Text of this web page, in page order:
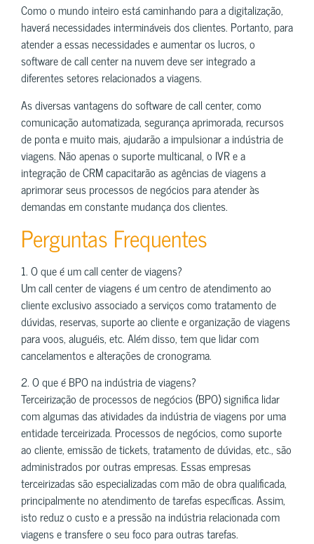
Como o mundo inteiro está caminhando para a digitalização,
haverá necessidades intermináveis dos clientes. Portanto, para
atender a essas necessidades e aumentar os lucros, o
software de call center na nuvem deve ser integrado a
diferentes setores relacionados a viagens.
As diversas vantagens do software de call center, como
comunicação automatizada, segurança aprimorada, recursos
de ponta e muito mais, ajudarão a impulsionar a indústria de
viagens. Não apenas o suporte multicanal, o IVR e a
integração de CRM capacitarão as agências de viagens a
aprimorar seus processos de negócios para atender às
demandas em constante mudança dos clientes.
Perguntas Frequentes
1. O que é um call center de viagens?
Um call center de viagens é um centro de atendimento ao
cliente exclusivo associado a serviços como tratamento de
dúvidas, reservas, suporte ao cliente e organização de viagens
para voos, aluguéis, etc. Além disso, tem que lidar com
cancelamentos e alterações de cronograma.
2. O que é BPO na indústria de viagens?
Terceirização de processos de negócios (BPO) significa lidar
com algumas das atividades da indústria de viagens por uma
entidade terceirizada. Processos de negócios, como suporte
ao cliente, emissão de tickets, tratamento de dúvidas, etc., são
administrados por outras empresas. Essas empresas
terceirizadas são especializadas com mão de obra qualificada,
principalmente no atendimento de tarefas específicas. Assim,
isto reduz o custo e a pressão na indústria relacionada com
viagens e transfere o seu foco para outras tarefas.